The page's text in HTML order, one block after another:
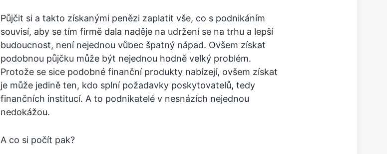
Půjčit si a takto získanými penězi zaplatit vše, co s podnikáním
souvisí, aby se tím firmě dala naděje na udržení se na trhu a lepší
budoucnost, není nejednou vůbec špatný nápad. Ovšem získat
podobnou půjčku může být nejednou hodně velký problém.
Protože se sice podobné finanční produkty nabízejí, ovšem získat
je může jedině ten, kdo splní požadavky poskytovatelů, tedy
finančních institucí. A to podnikatelé v nesnázích nejednou
nedokážou.
A co si počít pak?